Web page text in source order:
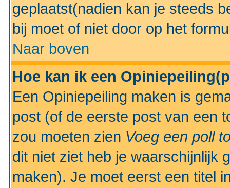
geplaatst(nadien kan je steeds
bij moet of niet door op het
Naar boven
Hoe kan ik een
Een Opiniepeiling maken is
post (of de eerste post van een
zou moeten zien Voeg een poll
dit niet ziet heb je waarschijnlijk
maken). Je moet eerst een titel